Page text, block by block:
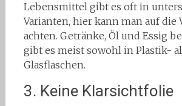
Lebensmittel gibt es oft in
Varianten, hier kann man auf die
achten. Getränke, Öl und Essig
gibt es meist sowohl in Plastik-
Glasflaschen.
3. Keine Klarsichtfolie